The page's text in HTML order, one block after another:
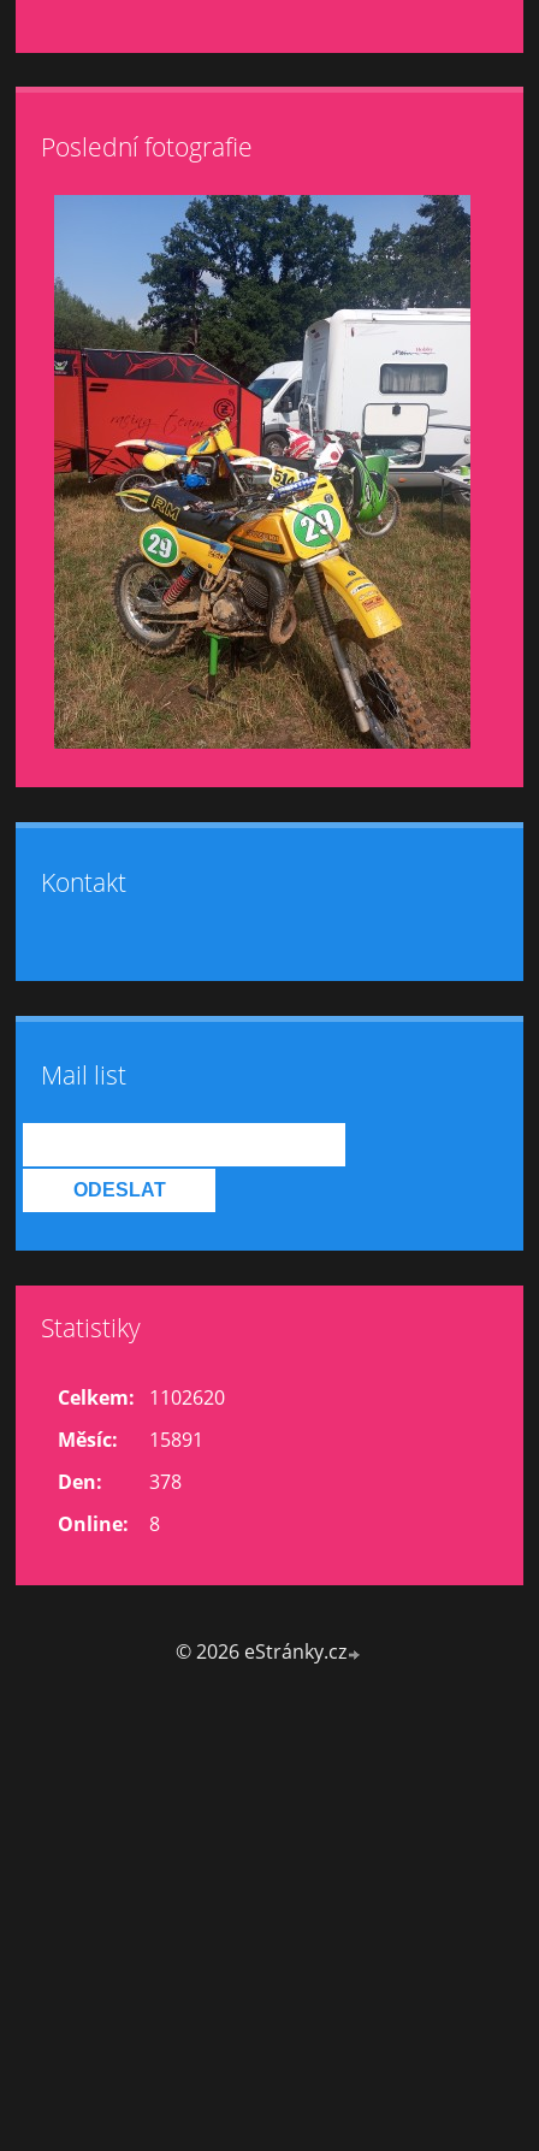
Poslední fotografie
Kontakt
Mail list
Statistiky
Online: 8
Celkem:
1102620
Měsíc:
15891
Den:
378
© 2026 eStránky.cz